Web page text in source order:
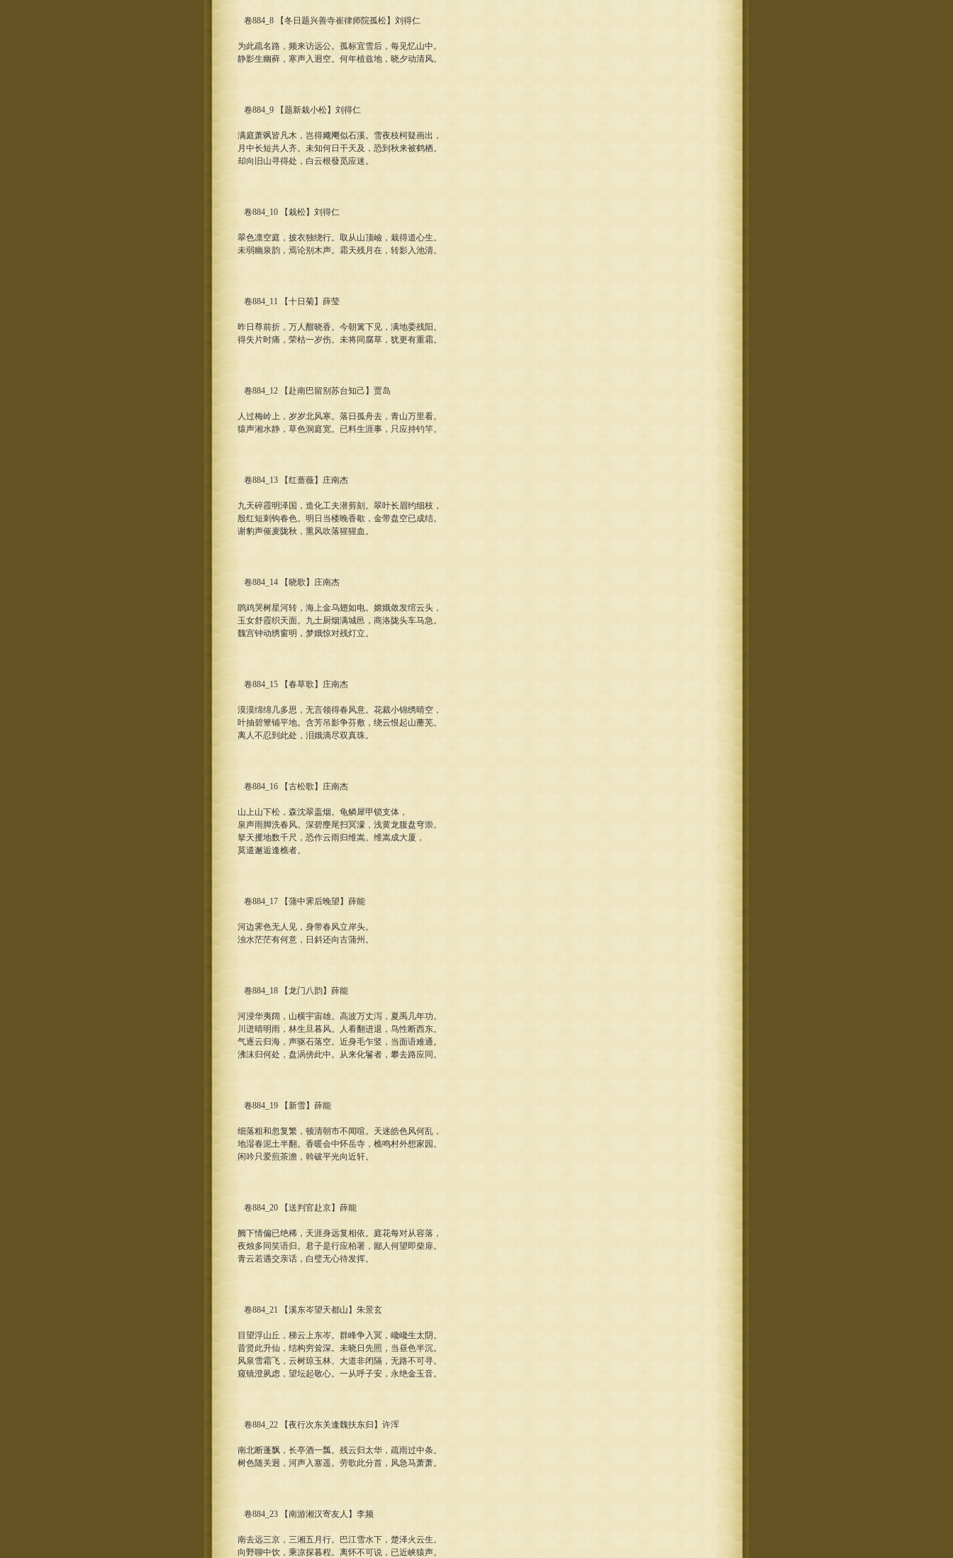
卷884_8 【冬日题兴善寺崔律师院孤松】刘得仁
为此疏名路，频来访远公。孤标宜雪后，每见忆山中。
静影生幽藓，寒声入迥空。何年植兹地，晓夕动清风。
卷884_9 【题新栽小松】刘得仁
满庭萧飒皆凡木，岂得飕飗似石溪。雪夜枝柯疑画出，
月中长短共人齐。未知何日干天及，恐到秋来被鹤栖。
却向旧山寻得处，白云根蕟觅应迷。
卷884_10 【栽松】刘得仁
翠色凛空庭，披衣独绕行。取从山顶嶮，栽得道心生。
未弱幽泉韵，焉论别木声。霜天残月在，转影入池清。
卷884_11 【十日菊】薛莹
昨日尊前折，万人酣晓香。今朝篱下见，满地委残阳。
得失片时痛，荣枯一岁伤。未将同腐草，犹更有重霜。
卷884_12 【赴南巴留别苏台知己】贾岛
人过梅岭上，岁岁北风寒。落日孤舟去，青山万里看。
猿声湘水静，草色洞庭宽。已料生涯事，只应持钓竿。
卷884_13 【红蔷薇】庄南杰
九天碎霞明泽国，造化工夫潜剪刻。翠叶长眉约细枝，
殷红短刺钩春色。明日当楼晚香歇，金带盘空已成结。
谢豹声催麦陇秋，熏风吹落猩猩血。
卷884_14 【晓歌】庄南杰
鹍鸡哭树星河转，海上金乌翅如电。嫦娥敛发绾云头，
玉女舒霞织天面。九土厨烟满城邑，商洛陇头车马急。
魏宫钟动绣窗明，梦娥惊对残灯立。
卷884_15 【春草歌】庄南杰
漠漠绵绵几多思，无言领得春风意。花裁小锦绣晴空，
叶抽碧簟铺平地。含芳吊影争芬敷，绕云恨起山蘼芜。
离人不忍到此处，泪娥滴尽双真珠。
卷884_16 【古松歌】庄南杰
山上山下松，森沈翠盖烟。龟鳞犀甲锁支体，
泉声雨脚洗春风。深碧麈尾扫冥濛，浅黄龙腹盘穹崇。
拏天攫地数千尺，恐作云雨归维嵩。维嵩成大厦，
莫遣邂逅逢樵者。
卷884_17 【蒲中霁后晚望】薛能
河边霁色无人见，身带春风立岸头。
浊水茫茫有何意，日斜还向古蒲州。
卷884_18 【龙门八韵】薛能
河浸华夷阔，山横宇宙雄。高波万丈泻，夏禹几年功。
川迸晴明雨，林生旦暮风。人看翻进退，鸟性断西东。
气逐云归海，声驱石落空。近身毛乍竖，当面语难通。
沸沫归何处，盘涡傍此中。从来化鬐者，攀去路应同。
卷884_19 【新雪】薛能
细落粗和忽复繁，顿清朝市不闻喧。天迷皓色风何乱，
地湿春泥土半翻。香暖会中怀岳寺，樵鸣村外想家园。
闲吟只爱煎茶澹，斡破平光向近轩。
卷884_20 【送判官赴京】薛能
阙下情偏已绝稀，天涯身远复相依。庭花每对从容落，
夜烛多同笑语归。君子是行应柏署，鄙人何望即柴扉。
青云若遇交亲话，白璧无心待发挥。
卷884_21 【溪东岑望天都山】朱景玄
目望浮山丘，梯云上东岑。群峰争入冥，巉巉生太阴。
昔贤此升仙，结构穷耸深。未晓日先照，当昼色半沉。
风泉雪霜飞，云树琼玉林。大道非闭隔，无路不可寻。
窥镜澄夙虑，望坛起敬心。一从呼子安，永绝金玉音。
卷884_22 【夜行次东关逢魏扶东归】许浑
南北断蓬飘，长亭酒一瓢。残云归太华，疏雨过中条。
树色随关迥，河声入塞遥。劳歌此分首，风急马萧萧。
卷884_23 【南游湘汉寄友人】李频
南去远三京，三湘五月行。巴江雪水下，楚泽火云生。
向野聊中饮，乘凉探暮程。离怀不可说，已近峡猿声。